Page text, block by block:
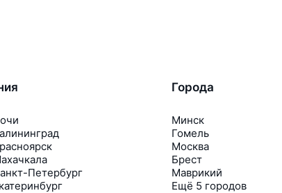
Петербург
Города
Минск
Гомель
Москва
Брест
Маврикий
Ещё 5 городов